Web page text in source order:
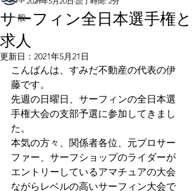
一般
サーフィン全日本選手権と
求人
更新日： 2021年5月21日
こんばんは、すみだ不動産の代表の伊
藤です。
先週の日曜日、サーフィンの全日本選
手権大会の支部予選に参加してきまし
た。
本気の方々、関係者各位、元プロサー
ファー、サーフショップのライダーが
エントリーしているアマチュアの大会
ながらレベルの高いサーフィン大会で